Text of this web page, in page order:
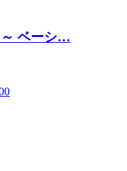
ベーシ…